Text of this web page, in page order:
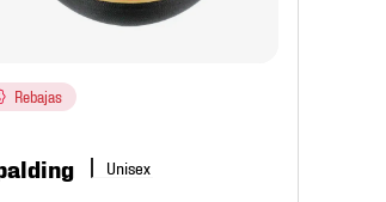
Rebajas